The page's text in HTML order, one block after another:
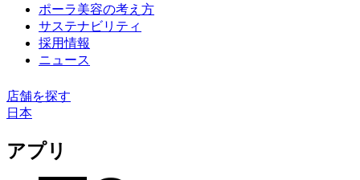
ポーラ美容の考え方
サステナビリティ
採用情報
ニュース
店舗を探す
日本
コ
ン
アプリ